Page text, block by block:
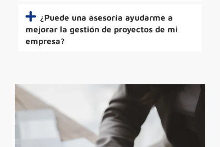
¿Puede una asesoría ayudarme a
mejorar la gestión de proyectos de mi
empresa?